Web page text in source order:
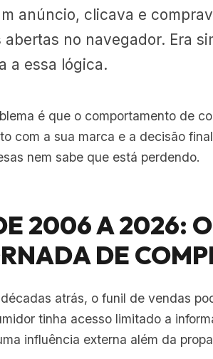
anúncio, clicava e
abertas no navegador. Era
a essa lógica.
é que o comportamento de
com a sua marca e a decisão
nem sabe que está perdendo.
2006 A 2026:
DE
atrás, o funil de vendas
tinha acesso limitado a
influência externa além da